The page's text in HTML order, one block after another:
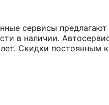
сервисы
в наличии.
Скидки постоянным